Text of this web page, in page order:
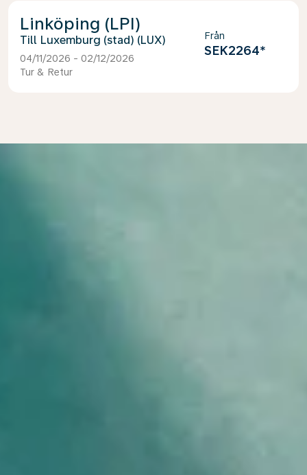
Linköping (LPI)
Luxemburg (stad) (LUX)
04/11/2026 - 02/12/2026
Tur & Retur
Från
SEK2264*